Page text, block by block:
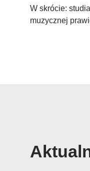
W skrócie:
muzycznej